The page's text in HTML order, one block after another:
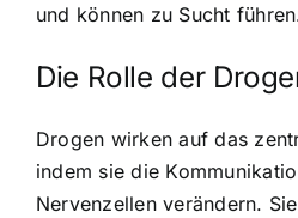
und können zu Sucht
Die Rolle der
Drogen wirken auf das
indem sie die
Nervenzellen verändern.